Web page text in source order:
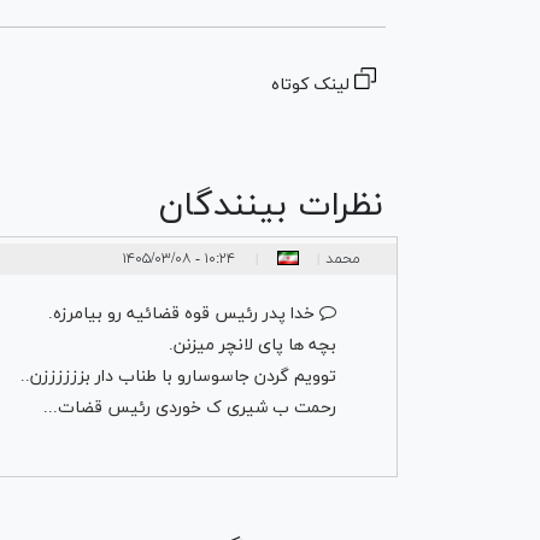
لینک کوتاه
نظرات بینندگان
محمد ۱۰:۲۴ - ۱۴۰۵/۰۳/۰۸
خدا پدر رئیس قوه قضائیه رو بیامرزه.
بچه ها پای لانچر میزنن.
توویم گردن جاسوسارو با طناب دار بززززززن..
رحمت ب شیری ک خوردی رئیس قضات...